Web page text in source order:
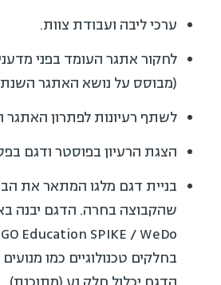
ערכי ליבה ועבודת צוות.
לחקור אתגר העומד בפני
(מבוסס על נושא האתגר
לשתף רעיונות לפתרון האתגר
הצגת הרעיון בפוסטר ודגם
בניית דגם מלגו המתאר את
שהקבוצה בחרה. הדגם יבנה
בחלקים טכנולוגיים כמו מנועים